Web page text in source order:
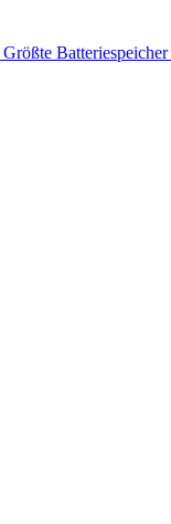
Größte Batteriespeicher